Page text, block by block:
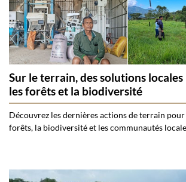
Sur le terrain, des solutions
les forêts et la biodiversité
Découvrez les dernières actions de terrain
forêts, la biodiversité et les communautés